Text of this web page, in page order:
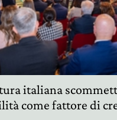
italiana
come fattore di